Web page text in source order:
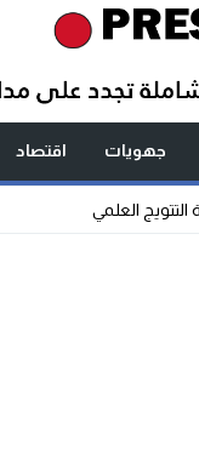
جهويات اقتصاد